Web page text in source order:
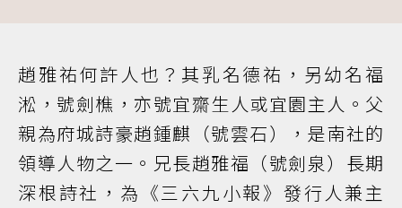
趙雅祐何許人也？其乳名德祐，另幼名福
淞，號劍樵，亦號宜齋生人或宜園主人。父
親為府城詩豪趙鍾麒（號雲石），是南社的
領導人物之一。兄長趙雅福（號劍泉）長期
深根詩社，為《三六九小報》發行人兼主